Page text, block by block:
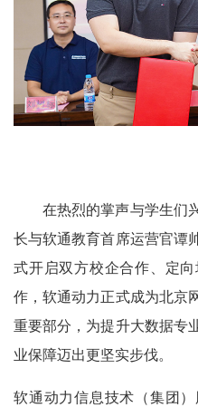
在热烈的掌声与学生们
长与软通教育首席运营官谭
式开启双方校企合作、定
作，软通动力正式成为北京
重要部分，为提升大数据专
业保障迈出更坚实步伐。
软通动力信息技术（集团）